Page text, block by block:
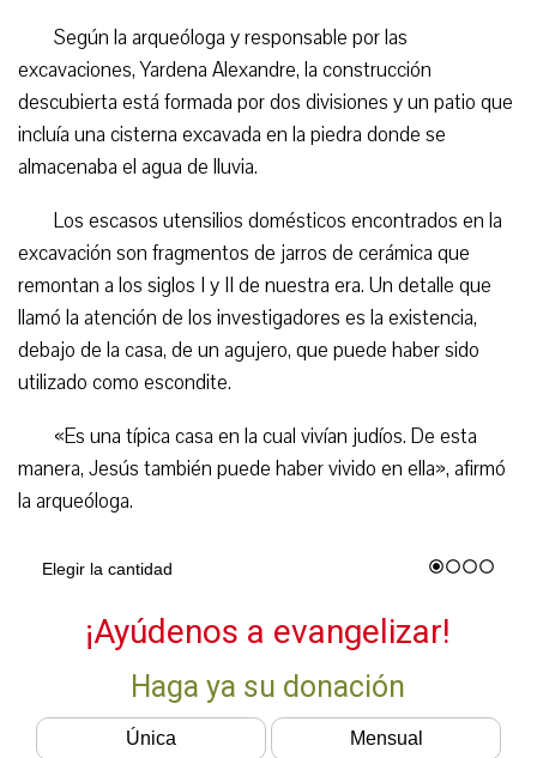
Según la arqueóloga y responsable por las
excavaciones, Yardena Alexandre, la construcción
descubierta está formada por dos divisiones y un patio que
incluía una cisterna excavada en la piedra donde se
almacenaba el agua de lluvia.
Los escasos utensilios domésticos encontrados en la
excavación son fragmentos de jarros de cerámica que
remontan a los siglos I y II de nuestra era. Un detalle que
llamó la atención de los investigadores es la existencia,
debajo de la casa, de un agujero, que puede haber sido
utilizado como escondite.
«Es una típica casa en la cual vivían judíos. De esta
manera, Jesús también puede haber vivido en ella», afirmó
la arqueóloga.